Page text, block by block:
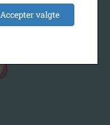
Accepter valgte